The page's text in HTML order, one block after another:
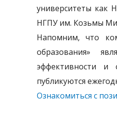
университеты как
НГПУ им. Козьмы
Напомним, что
образования»
эффективности и
публикуются
Ознакомиться с